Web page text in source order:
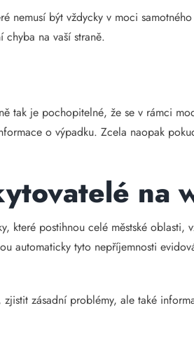
nemusí být vždycky v moci
na vaší straně.
tak je pochopitelné, že se v rámci
o výpadku. Zcela naopak
na
které postihnou celé městské oblasti,
automaticky tyto nepříjemnosti
zásadní problémy, ale také